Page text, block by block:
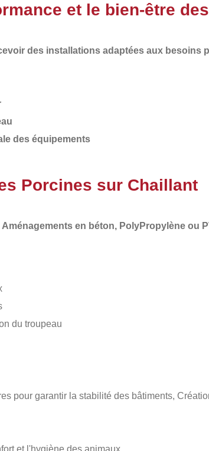
et le bien-être
des installations adaptées aux besoins
des équipements
Porcines sur Chaillant
en béton, PolyPropylène ou
du troupeau
pour garantir la stabilité des bâtiments,
et l'hygiène des animaux